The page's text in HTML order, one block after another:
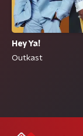
Hey Ya!
Outkast